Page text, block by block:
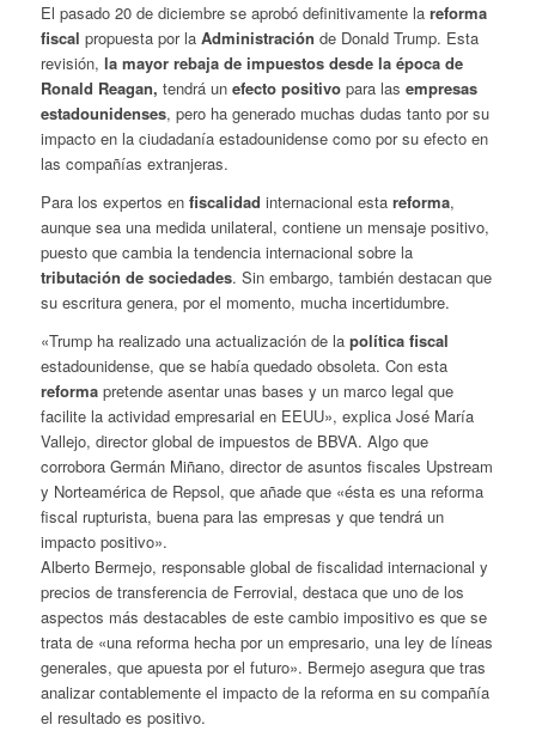
El pasado 20 de diciembre se aprobó definitivamente la reforma
fiscal propuesta por la Administración de Donald Trump. Esta
revisión, la mayor rebaja de impuestos desde la época de
Ronald Reagan, tendrá unefecto positivopara las empresas
estadounidenses, pero ha generado muchas dudas tanto por su
impacto en la ciudadanía estadounidense como por su efecto en
las compañías extranjeras.
Para los expertos en fiscalidad internacional esta reforma,
aunque sea una medida unilateral, contiene un mensaje positivo,
puesto que cambia la tendencia internacional sobre la
tributación de sociedades. Sin embargo, también destacan que
su escritura genera, por el momento, mucha incertidumbre.
«Trump ha realizado una actualización de la política fiscal
estadounidense, que se había quedado obsoleta. Con esta
reformapretende asentar unas bases y un marco legal que
facilite la actividad empresarial en EEUU», explica José María
Vallejo, director global de impuestos de BBVA. Algo que
corrobora Germán Miñano, director de asuntos fiscales Upstream
y Norteamérica de Repsol, que añade que «ésta es una reforma
fiscal rupturista, buena para las empresas y que tendrá un
impacto positivo».
Alberto Bermejo, responsable global de fiscalidad internacional y
precios de transferencia de Ferrovial, destaca que uno de los
aspectos más destacables de este cambio impositivo es que se
trata de «una reforma hecha por un empresario, una ley de líneas
generales, que apuesta por el futuro». Bermejo asegura que tras
analizar contablemente el impacto de la reforma en su compañía
el resultado es positivo.